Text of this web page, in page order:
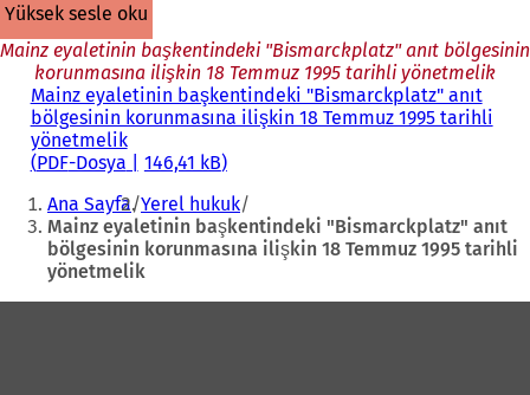
yüksek sesle oku
Mainz eyaletinin başkentindeki "Bismarckplatz" anıt bölgesinin
korunmasına ilişkin 18 Temmuz 1995 tarihli yönetmelik
Mainz eyaletinin başkentindeki "Bismarckplatz" anıt
bölgesinin korunmasına ilişkin 18 Temmuz 1995 tarihli
yönetmelik
PDF-Dosya 146,41 kB
Buradasınız:
Ana Sayfa Yerel hukuk
Mainz eyaletinin başkentindeki "Bismarckplatz" anıt
bölgesinin korunmasına ilişkin 18 Temmuz 1995 tarihli
yönetmelik